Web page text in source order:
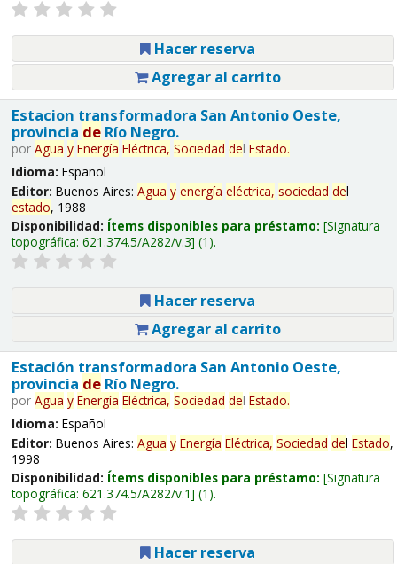
Hacer reserva
Agregar al carrito
Estacion transformadora San Antonio Oeste,
provincia deRío Negro.
por Agua y Energía Eléctrica, Sociedad del Estado.
Idioma: Español
Editor: Buenos Aires: Agua y energía eléctrica, sociedad del
estado, 1988
Disponibilidad: Ítems disponibles para préstamo: Signatura
topográfica: 621.374.5/A282/v.3 (1).
Hacer reserva
Agregar al carrito
Estación transformadora San Antonio Oeste,
provincia deRío Negro.
por Agua y Energía Eléctrica, Sociedad del Estado.
Idioma: Español
Editor: Buenos Aires: Agua y Energía Eléctrica, Sociedad del Estado,
1998
Disponibilidad: Ítems disponibles para préstamo: Signatura
topográfica: 621.374.5/A282/v.1 (1).
Hacer reserva